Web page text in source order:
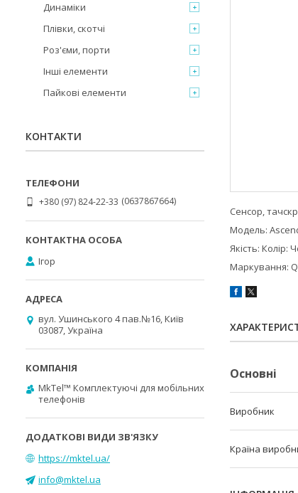
Сенсор,
Модель:
Якість: Колір:
Маркування:
Основні
Виробник
Країна
Динаміки
Плівки, скотчі
Роз'єми, порти
Інші елементи
Пайкові елементи
КОНТАКТИ
+380 (97) 824-22-33 0637867664
Ігор
вул. Ушинського 4 пав.№16, Київ
03087, Україна
MkTel™ Комплектуючі для мобільних
телефонів
https://mktel.ua/
info@mktel.ua